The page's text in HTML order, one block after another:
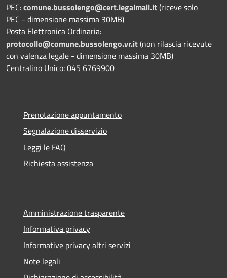
PEC:comune.bussolengo@cert.legalmail.it(riceve solo
PEC - dimensione massima 30MB)
Posta Elettronica Ordinaria:
protocollo@comune.bussolengo.vr.it(non rilascia ricevute
con valenza legale - dimensione massima 30MB)
Centralino Unico: 045 6769900
Prenotazione appuntamento
Segnalazione disservizio
Leggi le FAQ
Richiesta assistenza
Amministrazione trasparente
Informativa privacy
Informative privacy altri servizi
Note legali